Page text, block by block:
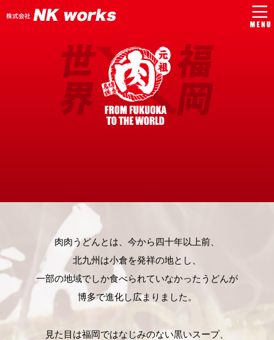
肉肉うどんとは、今から四十年以上前、
北九州は小倉を発祥の地とし、
一部の地域でしか食べられていなかったうどんが
博多で進化し広まりました。
見た目は福岡ではなじみのない黒いスープ、